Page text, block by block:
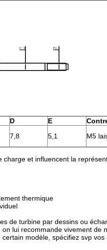
D E
7,8 5,1 M5
et influencent la
thermique
de turbine par dessins ou
lui recommande vivement
modèle, spécifiez svp